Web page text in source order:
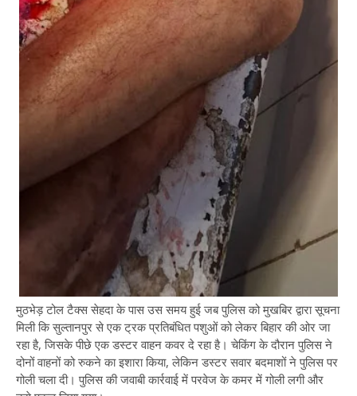
मुठभेड़ टोल टैक्स सेहदा के पास उस समय हुई जब पुलिस को मुखबिर द्वारा सूचना
मिली कि सुल्तानपुर से एक ट्रक प्रतिबंधित पशुओं को लेकर बिहार की ओर जा
रहा है, जिसके पीछे एक डस्टर वाहन कवर दे रहा है। चेकिंग के दौरान पुलिस ने
दोनों वाहनों को रुकने का इशारा किया, लेकिन डस्टर सवार बदमाशों ने पुलिस पर
गोली चला दी। पुलिस की जवाबी कार्रवाई में परवेज के कमर में गोली लगी और